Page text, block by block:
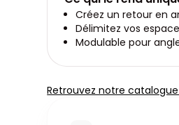
Créez un retour en
Délimitez vos
Modulable pour
Retrouvez notre